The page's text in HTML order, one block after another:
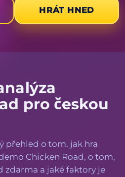
HRÁT HNED
pro českou
přehled o tom, jak hra
Chicken Road, o tom,
zdarma a jaké faktory je